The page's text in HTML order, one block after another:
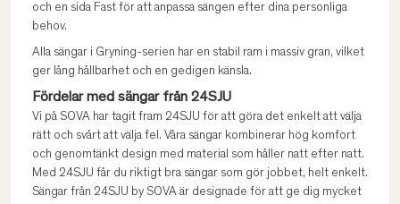
och en sida Fast för att anpassa sängen efter dina personliga
behov.
Alla sängar i Gryning-serien har en stabil ram i massiv gran, vilket
ger lång hållbarhet och en gedigen känsla.
Fördelar med sängar från 24SJU
Vi på SOVA har tagit fram 24SJU för att göra det enkelt att välja
rätt och svårt att välja fel. Våra sängar kombinerar hög komfort
och genomtänkt design med material som håller natt efter natt.
Med 24SJU får du riktigt bra sängar som gör jobbet, helt enkelt.
Sängar från 24SJU by SOVA är designade för att ge dig mycket